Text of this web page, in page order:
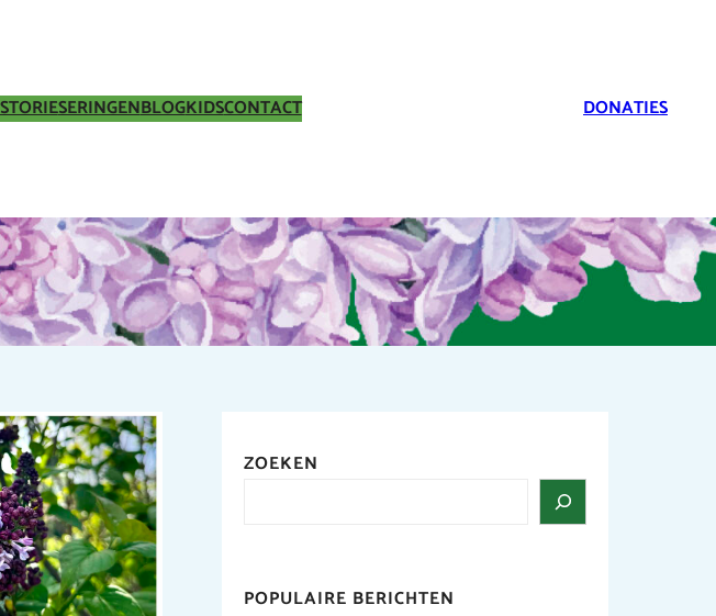
SERINGENBLOGKIDSCONTACT DONATIES
ZOEKEN
POPULAIRE BERICHTEN